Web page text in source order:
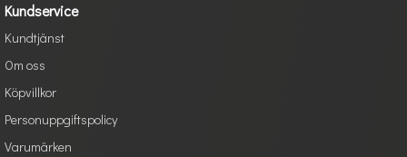
Kundservice
Kundtjänst
Om oss
Köpvillkor
Personuppgiftspolicy
Varumärken